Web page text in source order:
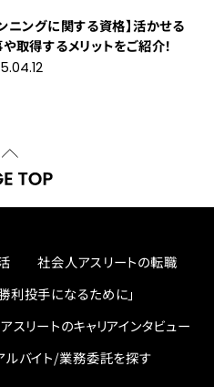
ニングに関する資格】活かせる
取得するメリットをご紹介！
社会人アスリートの転職
利投手になるために」
アスリートのキャリアインタビュー
ルバイト/業務委託を探す